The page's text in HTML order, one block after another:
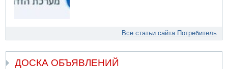
Все статьи сайта Потребитель
ДОСКА ОБЪЯВЛЕНИЙ